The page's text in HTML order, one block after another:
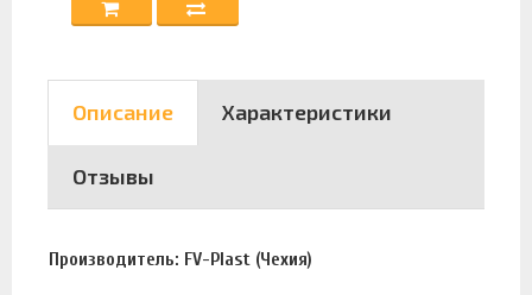
Описание Характеристики
Отзывы
Производитель: FV-Plast (Чехия)